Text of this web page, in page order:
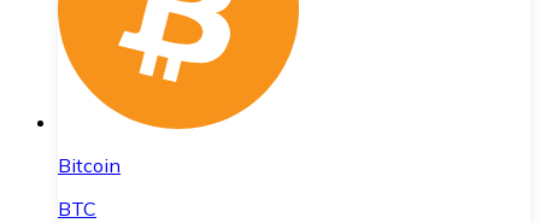
Bitcoin
BTC